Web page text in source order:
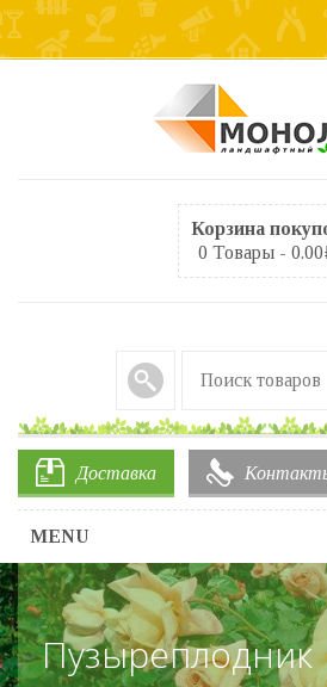
Корзина
0 Товары - 0.00
Доставка
MENU
Пузыреплодник